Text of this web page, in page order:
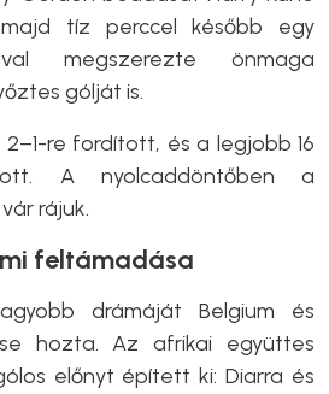
tíz perccel később egy
megszerezte önmaga
gólját is.
re fordított, és a legjobb 16
A nyolcaddöntőben a
rájuk.
feltámadása
drámáját Belgium és
hozta. Az afrikai együttes
előnyt épített ki: Diarra és